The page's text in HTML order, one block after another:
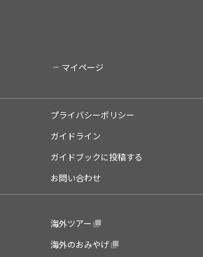
マイページ
プライバシーポリシー
ガイドライン
ガイドブックに投稿する
お問い合わせ
海外ツアー
海外のおみやげ